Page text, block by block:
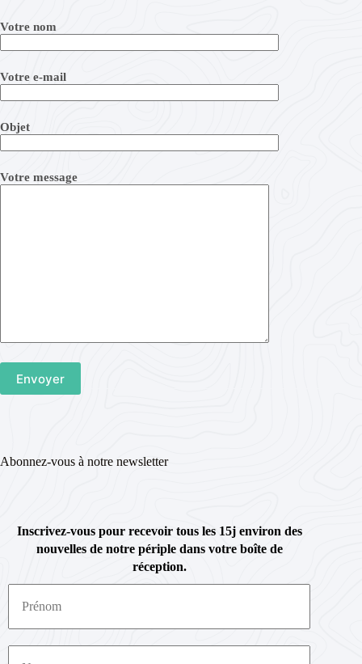
Votre nom
Votre e-mail
Objet
Votre message
Abonnez-vous à notre newsletter
Inscrivez-vous pour recevoir tous les 15j environ des
nouvelles de notre périple dans votre boîte de
réception.